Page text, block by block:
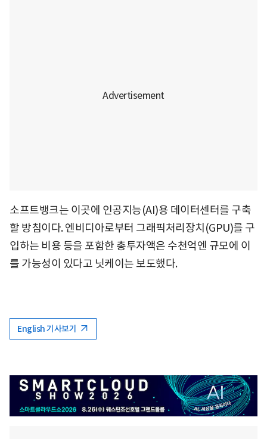
소프트뱅크는 이곳에 인공지능(AI)용 데이터센터를 구축
할 방침이다. 엔비디아로부터 그래픽처리장치(GPU)를 구
입하는 비용 등을 포함한 총투자액은 수천억엔 규모에 이
를 가능성이 있다고 닛케이는 보도했다.
English 기사보기